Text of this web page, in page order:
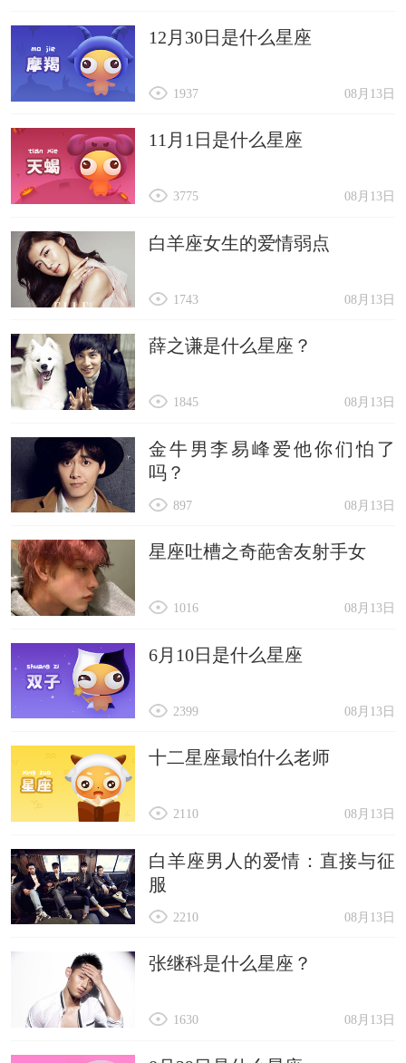
12月30日是什么星座
08月13日
1937
11月1日是什么星座
08月13日
3775
白羊座女生的爱情弱点
08月13日
1743
薛之谦是什么星座？
08月13日
1845
金牛男李易峰爱他你们怕了
吗？
08月13日
897
星座吐槽之奇葩舍友射手女
08月13日
1016
6月10日是什么星座
08月13日
2399
十二星座最怕什么老师
08月13日
2110
白羊座男人的爱情：直接与征
服
08月13日
2210
张继科是什么星座？
08月13日
1630